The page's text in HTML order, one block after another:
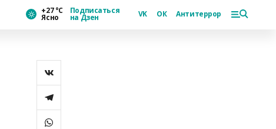
+27 °С
Ясно
Подписаться
на Дзен VK ОК Антитеррор